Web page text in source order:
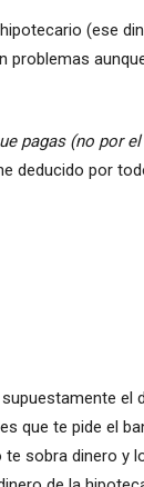
(ese
problemas
pagas (no por
deducido por
el
que te pide el
sobra dinero y